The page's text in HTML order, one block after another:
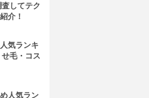
してテク
介！
気ランキ
毛・コス
人気ラン